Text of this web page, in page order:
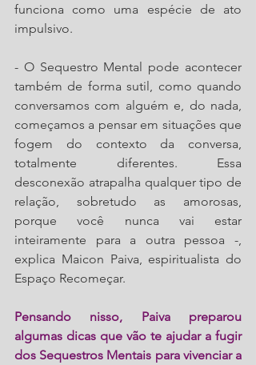
funciona como uma espécie de ato
impulsivo.
- O Sequestro Mental pode acontecer
também de forma sutil, como quando
conversamos com alguém e, do nada,
começamos a pensar em situações que
fogem do contexto da conversa,
totalmente diferentes. Essa
desconexão atrapalha qualquer tipo de
relação, sobretudo as amorosas,
porque você nunca vai estar
inteiramente para a outra pessoa -,
explica Maicon Paiva, espiritualista do
Espaço Recomeçar.
Pensando nisso, Paiva preparou
algumas dicas que vão te ajudar a fugir
dos Sequestros Mentais para vivenciar a